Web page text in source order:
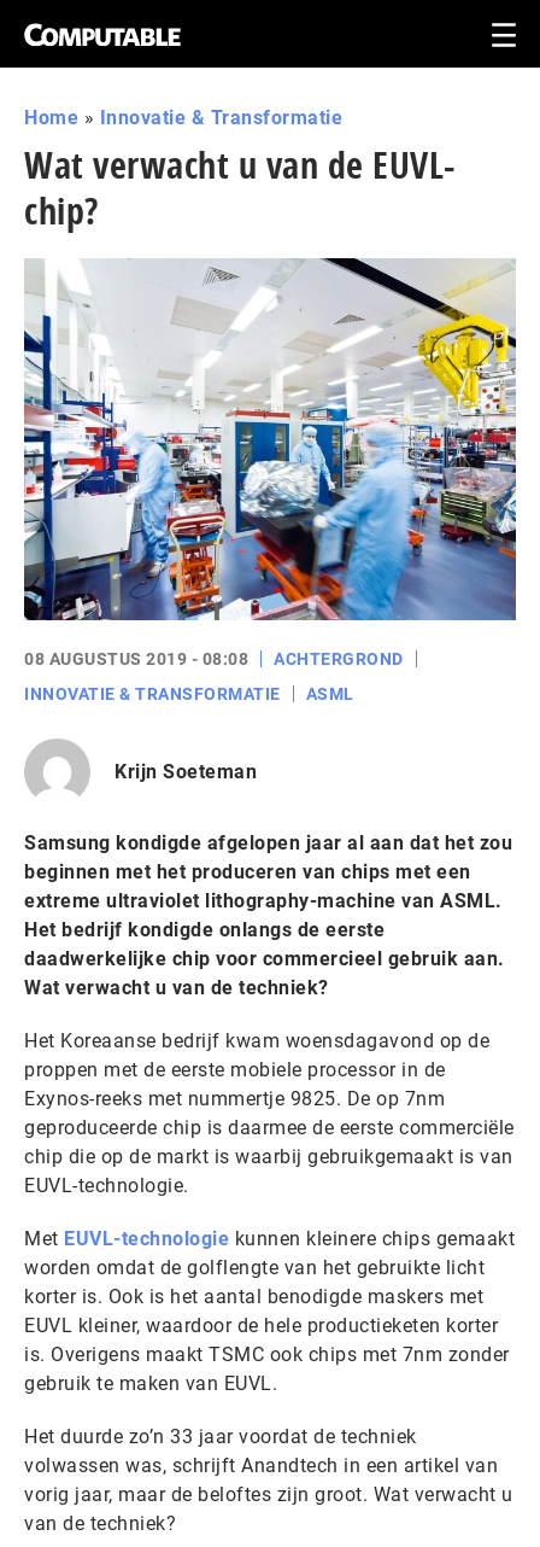
Home » Innovatie & Transformatie
Wat verwacht u van de EUVL-
chip?
08 AUGUSTUS 2019 - 08:08
ACHTERGROND
INNOVATIE & TRANSFORMATIE
ASML
Krijn Soeteman
Samsung kondigde afgelopen jaar al aan dat het zou
beginnen met het produceren van chips met een
extreme ultraviolet lithography-machine van ASML.
Het bedrijf kondigde onlangs de eerste
daadwerkelijke chip voor commercieel gebruik aan.
Wat verwacht u van de techniek?
Het Koreaanse bedrijf kwam woensdagavond op de
proppen met de eerste mobiele processor in de
Exynos-reeks met nummertje 9825. De op 7nm
geproduceerde chip is daarmee de eerste commerciële
chip die op de markt is waarbij gebruikgemaakt is van
EUVL-technologie.
Met EUVL-technologie kunnen kleinere chips gemaakt
worden omdat de golflengte van het gebruikte licht
korter is. Ook is het aantal benodigde maskers met
EUVL kleiner, waardoor de hele productieketen korter
is. Overigens maakt TSMC ook chips met 7nm zonder
gebruik te maken van EUVL.
Het duurde zo’n 33 jaar voordat de techniek
volwassen was, schrijft Anandtech in een artikel van
vorig jaar, maar de beloftes zijn groot. Wat verwacht u
van de techniek?